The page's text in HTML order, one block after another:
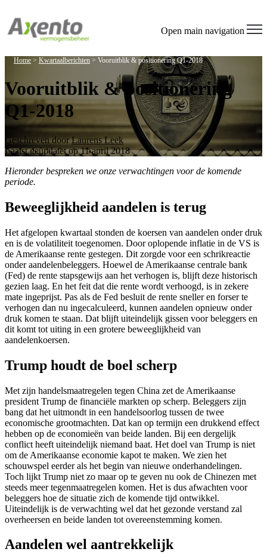
Open main navigation
Home > Kwartaalberichten > Vooruitblik & positionering Q1-2018
Vooruitblik & positionering
Q1-2018
Geschreven doorLaurens Leek
Laatst geüpdatet op 11 april 2018
Hieronder bespreken we onze verwachtingen voor de komende
periode.
Beweeglijkheid aandelen is terug
Het afgelopen kwartaal stonden de koersen van aandelen onder druk
en is de volatiliteit toegenomen. Door oplopende inflatie in de VS is
de Amerikaanse rente gestegen. Dit zorgde voor een schrikreactie
onder aandelenbeleggers. Hoewel de Amerikaanse centrale bank
(Fed) de rente stapsgewijs aan het verhogen is, blijft deze historisch
gezien laag. En het feit dat die rente wordt verhoogd, is in zekere
mate ingeprijst. Pas als de Fed besluit de rente sneller en forser te
verhogen dan nu ingecalculeerd, kunnen aandelen opnieuw onder
druk komen te staan. Dat blijft uiteindelijk gissen voor beleggers en
dit komt tot uiting in een grotere beweeglijkheid van
aandelenkoersen.
Trump houdt de boel scherp
Met zijn handelsmaatregelen tegen China zet de Amerikaanse
president Trump de financiële markten op scherp. Beleggers zijn
bang dat het uitmondt in een handelsoorlog tussen de twee
economische grootmachten. Dat kan op termijn een drukkend effect
hebben op de economieën van beide landen. Bij een dergelijk
conflict heeft uiteindelijk niemand baat. Het doel van Trump is niet
om de Amerikaanse economie kapot te maken. We zien het
schouwspel eerder als het begin van nieuwe onderhandelingen.
Toch lijkt Trump niet zo maar op te geven nu ook de Chinezen met
steeds meer tegenmaatregelen komen. Het is dus afwachten voor
beleggers hoe de situatie zich de komende tijd ontwikkel.
Uiteindelijk is de verwachting wel dat het gezonde verstand zal
overheersen en beide landen tot overeenstemming komen.
Aandelen wel aantrekkelijk